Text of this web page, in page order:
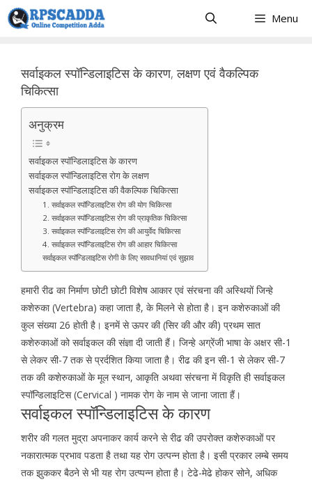
Skip
to
Menu
सर्वाइकल स्पॉन्डिलाइटिस के कारण, लक्षण एवं वैकल्पिक
चिकित्सा
अनुक्रम
सर्वाइकल स्पॉन्डिलाइटिस के कारण
सर्वाइकल स्पॉन्डिलाइटिस रोग के लक्षण
सर्वाइकल स्पॉन्डिलाइटिस की वैकल्पिक चिकित्सा
1. सर्वाइकल स्पॉन्डिलाइटिस रोग की योग चिकित्सा
2. सर्वाइकल स्पॉन्डिलाइटिस रोग की प्राकृतिक चिकित्सा
3. सर्वाइकल स्पॉन्डिलाइटिस रोग की आयुर्वेद चिकित्सा
4. सर्वाइकल स्पॉन्डिलाइटिस रोग की आहार चिकित्सा
सर्वाइकल स्पॉन्डिलाइटिस रोगी के लिए सावधानियां एवं सुझाव
हमारी रीढ का निर्माण छोटी छोटी विशेष आकार एवं संरचना की अस्थियों जिन्हे
कशेरुका (Vertebra) कहा जाता है, के मिलने से होता है। इन कशेरुकाओं की
कुल संख्या 26 होती है। इनमें से ऊपर की (सिर की और की) प्रथम सात
कशेरुकाओं को सर्वाइकल की संज्ञा दी जाती हैं। जिन्हे अग्रेंजी भाषा के अक्षर सी-1
से लेकर सी-7 तक से प्रर्दशित किया जाता है। रीढ की इन सी-1 से लेकर सी-7
तक की कशेरुकाओं के मूल स्थान, आकृति अथवा संरचना में विकृति ही सर्वाइकल
स्पॉन्डिलाइटिस (Cervical ) नामक रोग के नाम से जाना जाता हैं।
सर्वाइकल स्पॉन्डिलाइटिस के कारण
शरीर की गलत मुद्रा अपनाकर कार्य करने से रीढ की उपरोक्त कशेरुकाओं पर
नकारात्मक प्रभाव पडता है तथा यह रोग उत्पन्न होता है। इसी प्रकार लम्बे समय
तक झुककर बैठने से भी यह रोग उत्प्पन्न होता है। टेढे-मेढे होकर सोने, अधिक